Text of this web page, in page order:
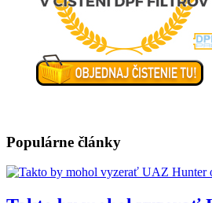
Populárne články